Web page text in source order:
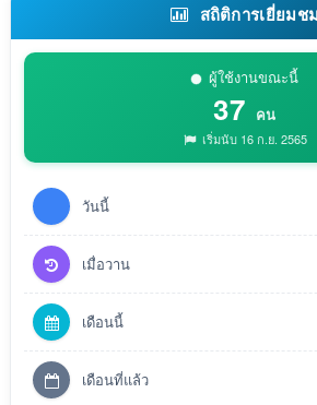
สถิติการเยี่ยมชม
ผู้ใช้งานขณะนี้
37 คน
เริ่มนับ 16 ก.ย. 2565
วันนี้
เมื่อวาน
เดือนนี้
เดือนที่แล้ว